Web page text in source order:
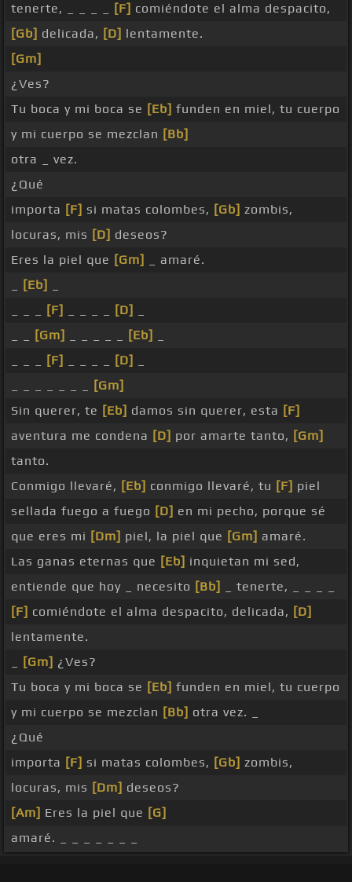
tenerte, _ _ _ _
[F] comiéndote el alma despacito,
[Gb] delicada, [D] lentamente.
[Gm]
¿Ves?
Tu boca y mi boca se [Eb] funden en miel, tu cuerpo
y mi cuerpo se mezclan [Bb]
otra _ vez.
¿Qué
importa [F] si matas colombes, [Gb] zombis,
locuras, mis [D] deseos?
Eres la piel que [Gm]
_ amaré.
[Eb]
[F] [D]
[Gm] [Eb]
[F] [D]
[Gm]
Sin querer, te [Eb] damos sin querer, esta [F]
aventura me condena [D] por amarte tanto, [Gm]
tanto.
Conmigo llevaré, [Eb] conmigo llevaré, tu [F] piel
sellada fuego a fuego [D] en mi pecho, porque sé
que eres mi [Dm] piel, la piel que [Gm] amaré.
Las ganas eternas que [Eb] inquietan mi sed,
entiende que hoy _ necesito [Bb]
_ tenerte, _ _ _ _
[F] comiéndote el alma despacito, delicada, [D]
lentamente.
[Gm] ¿Ves?
Tu boca y mi boca se [Eb] funden en miel, tu cuerpo
y mi cuerpo se mezclan [Bb] otra vez. _
¿Qué
importa [F] si matas colombes, [Gb] zombis,
locuras, mis [Dm] deseos?
[Am] Eres la piel que [G]
amaré. _ _ _ _ _ _ _